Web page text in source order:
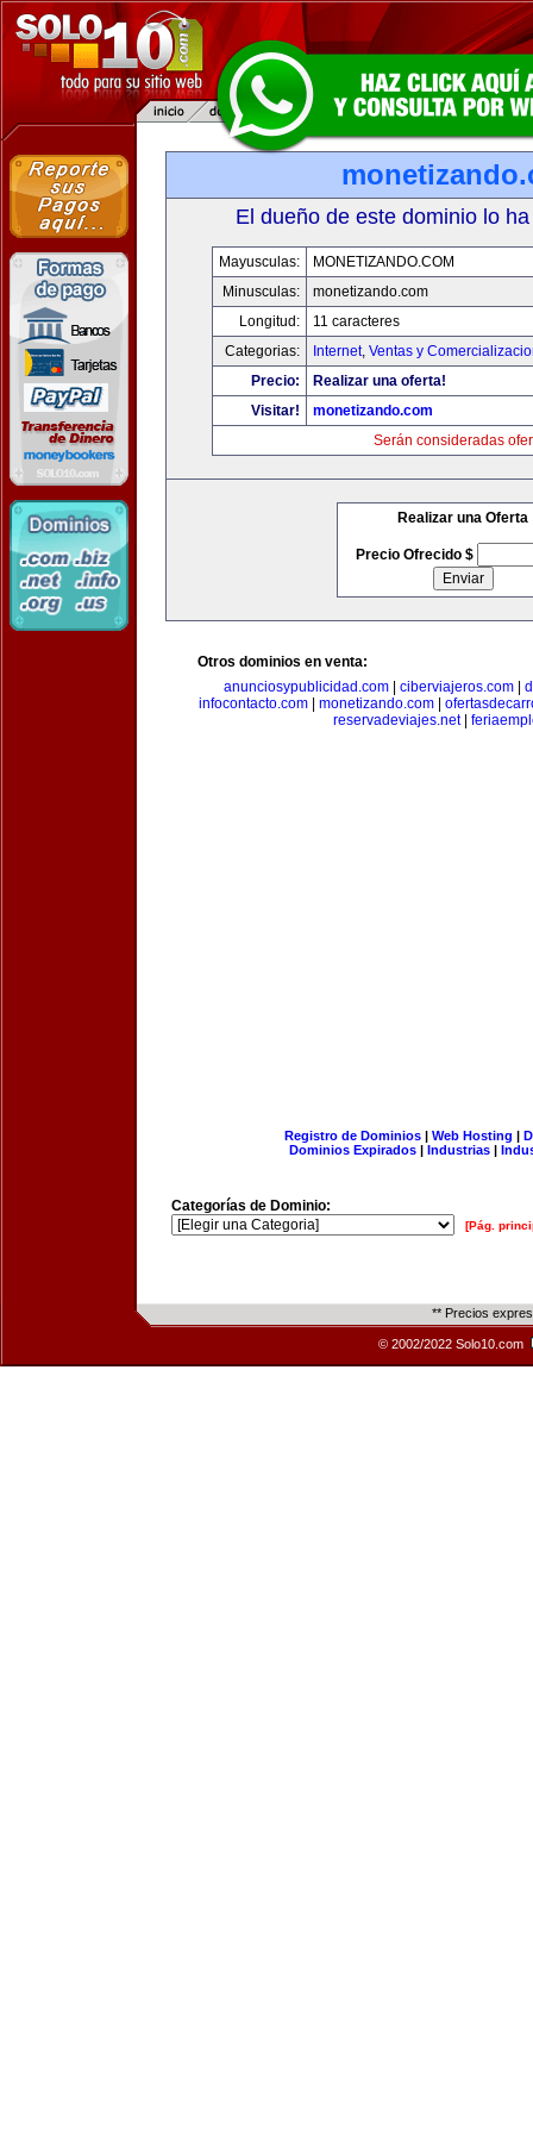
El dueño de este dominio lo
Mayusculas:
MONETIZANDO.COM
Minusculas:
monetizando.com
Longitud:
11 caracteres
Categorias:
Internet, Ventas y
Precio:
Realizar una oferta!
Visitar!
monetizando.com
Serán consideradas
Realizar una Oferta
Precio Ofrecido $
Otros dominios en venta:
anunciosypublicidad.com| ciberviajeros.com|
infocontacto.com
monetizando.com
reservadeviajes.net|
Registro de Dominios| Web Hosting |
Dominios Expirados | Industrias |
Categorías de Dominio:
[Pág.
** Precios
© 2002/2022 Solo10.com